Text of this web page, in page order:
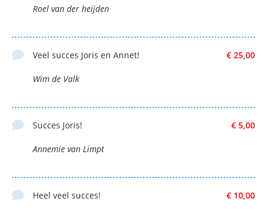
Roel van der heijden
€ 25,00
Veel succes Joris en Annet!
Wim de Valk
€ 5,00
Succes Joris!
Annemie van Limpt
€ 10,00
Heel veel succes!